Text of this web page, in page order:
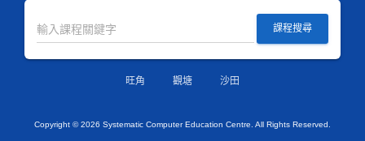
課程搜尋
旺角 觀塘 沙田
Copyright ©2026 Systematic Computer Education Centre. All Rights Reserved.